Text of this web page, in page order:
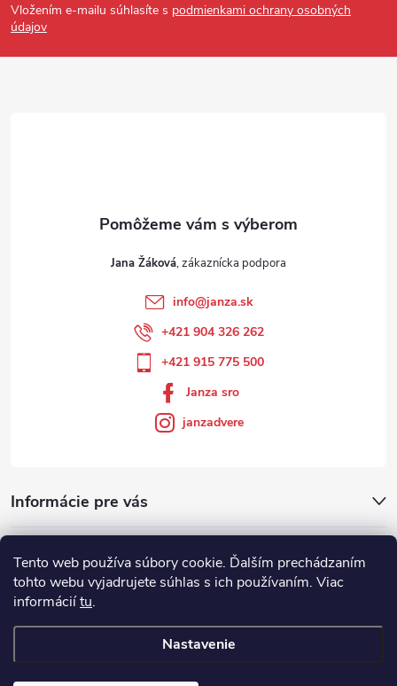
Tento web používa súbory cookie. Ďalším prechádzaním
tohto webu vyjadrujete súhlas s ich používaním. Viac
informáciítu.
Nastavenie
Vložením e-mailu súhlasíte s podmienkami ochrany osobných
údajov
Informácie pre vás
Jana Žáková
info@janza.sk
+421 904 326 262
+421 915 775 500
Janza sro
janzadvere
Showroom